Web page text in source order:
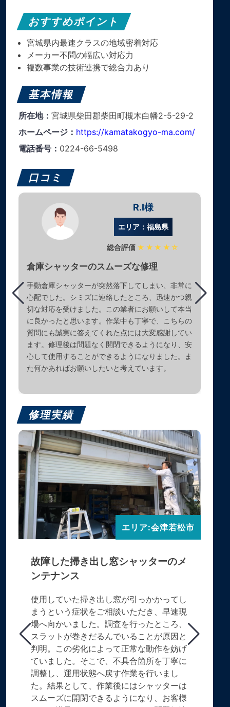
おすすめポイント
宮城県内最速クラスの地域密着対応
メーカー不問の幅広い対応力
複数事業の技術連携で総合力あり
基本情報
所在地： 宮城県柴田郡柴田町槻木白幡2-5-29-2
ホームページ： https://kamatakogyo-ma.com/
電話番号： 0224-66-5498
口コミ
R.I様
エリア：福島県
総合評価 ★★★★☆
倉庫シャッターのスムーズな修理
手動倉庫シャッターが突然落下してしまい、非常に
心配でした。シミズに連絡したところ、迅速かつ親
切な対応を受けました。この業者にお願いして本当
に良かったと思います。作業中も丁寧で、こちらの
質問にも誠実に答えてくれた点には大変感謝してい
ます。修理後は問題なく開閉できるようになり、安
心して使用することができるようになりました。ま
た何かあればお願いしたいと考えています。
修理実績
エリア:会津若松市
故障した掃き出し窓シャッターのメ
ンテナンス
使用していた掃き出し窓が引っかかってし
まうという症状をご相談いただき、早速現
場へ向かいました。調査を行ったところ、
スラットが巻きだるんでいることが原因と
判明。この劣化によって正常な動作を妨げ
ていました。そこで、不具合箇所を丁寧に
調整し、運用状態へ戻す作業を行いまし
た。結果として、作業後にはシャッターは
スムーズに開閉できるようになり、お客様